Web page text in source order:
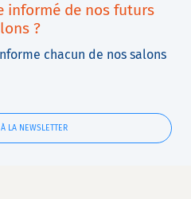
informé de nos futurs
?
chacun de nos salons
LA NEWSLETTER